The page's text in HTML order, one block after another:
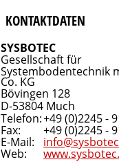
KONTAKTDATEN
SYSBOTEC
Gesellschaft für
Systembodentechnik
Co. KG
Bövingen 128
D-53804 Much
Telefon:+49 (0)2245 -
Fax: +49 (0)2245 -
E-Mail:
Web: